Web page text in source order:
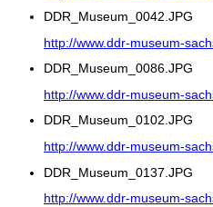
DDR_Museum_0042.JPG
http://www.ddr-museum-
DDR_Museum_0086.JPG
http://www.ddr-museum-
DDR_Museum_0102.JPG
http://www.ddr-museum-
DDR_Museum_0137.JPG
http://www.ddr-museum-